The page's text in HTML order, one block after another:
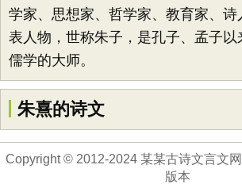
学家、思想家、哲学家、教育家、
表人物，世称朱子，是孔子、孟子以
儒学的大师。
朱熹的诗文
Copyright © 2012-2024 某某古诗文言文
版本